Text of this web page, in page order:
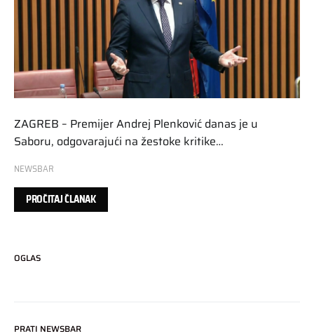
ZAGREB – Premijer Andrej Plenković danas je u
Saboru, odgovarajući na žestoke kritike…
NEWSBAR
PROČITAJ ČLANAK
OGLAS
PRATI NEWSBAR